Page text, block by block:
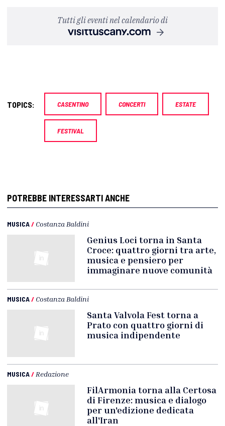
Tutti gli eventi nel calendario di
TOPICS: CASENTINO CONCERTI ESTATE
FESTIVAL
POTREBBE INTERESSARTI ANCHE
MUSICA/ Costanza Baldini
Genius Loci torna in Santa
Croce: quattro giorni tra arte,
musica e pensiero per
immaginare nuove comunità
MUSICA/ Costanza Baldini
Santa Valvola Fest torna a
Prato con quattro giorni di
musica indipendente
MUSICA/ Redazione
FilArmonia torna alla Certosa
di Firenze: musica e dialogo
per un'edizione dedicata
all'Iran